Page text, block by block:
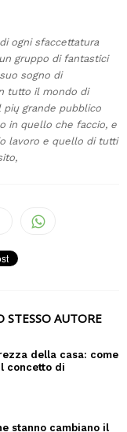
ogni sfaccettatura
gruppo di fantastici
sogno di
tutto il mondo di
pių grande pubblico
in quello che faccio, e
lavoro e quello di tutti
STESSO AUTORE
della casa: come
concetto di
stanno cambiano il